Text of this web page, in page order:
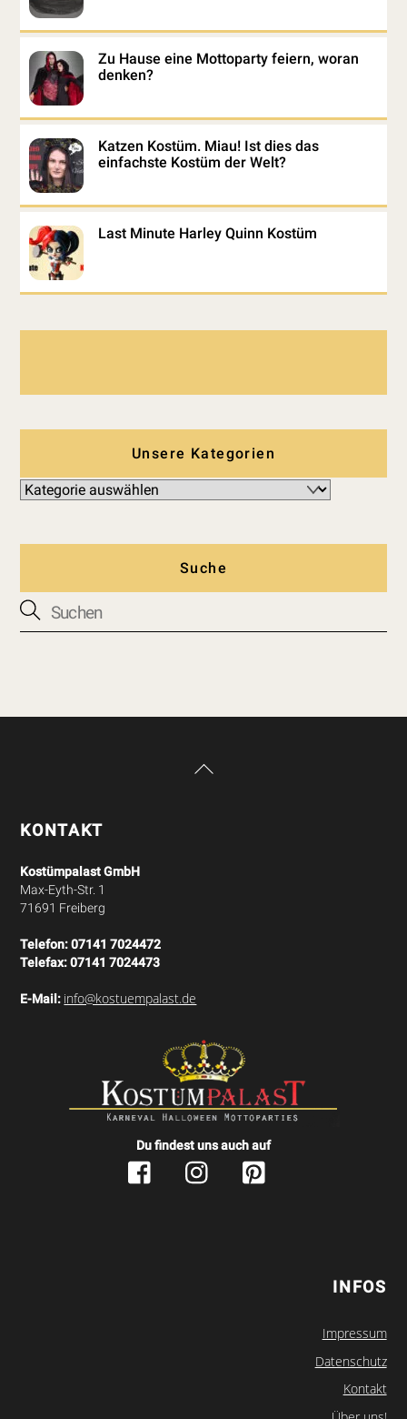
Zu Hause eine Mottoparty feiern, woran
denken?
Katzen Kostüm. Miau! Ist dies das
einfachste Kostüm der Welt?
Last Minute Harley Quinn Kostüm
Unsere Kategorien
Suche
Back
KONTAKT
Kostümpalast GmbH
Max-Eyth-Str. 1
71691 Freiberg
Telefon:07141 7024472
Telefax:07141 7024473
E-Mail: info@kostuempalast.de
Du findest uns auch auf
INFOS
Impressum
Datenschutz
Kontakt